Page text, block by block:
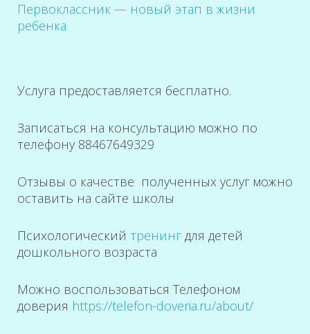
Первоклассник — новый этап в жизни
ребенка
Услуга предоставляется бесплатно.
Записаться на консультацию можно по
телефону 88467649329
Отзывы о качестве полученных услуг можно
оставить на сайте школы
Психологический тренинг для детей
дошкольного возраста
Можно воспользоваться Телефоном
доверия https://telefon-doveria.ru/about/